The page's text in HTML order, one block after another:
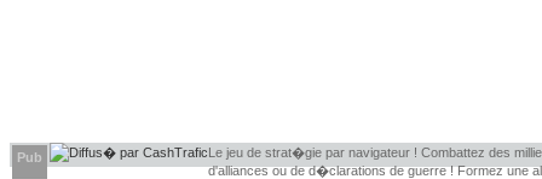
Pub
Le jeu de strat�gie par navigateur ! Combattez des
d'alliances ou de d�clarations de guerre ! Formez une